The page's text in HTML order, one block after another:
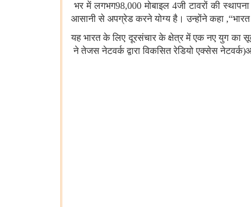
भर में लगभग98,000 मोबाइल 4जी टावरों की
आसानी से अपग्रेड करने योग्य है। उन्होंने कहा ,“
यह भारत के लिए दूरसंचार के क्षेत्र में एक नए युग का
ने तेजस नेटवर्क द्वारा विकसित रेडियो एक्सेस नेटवर्क(